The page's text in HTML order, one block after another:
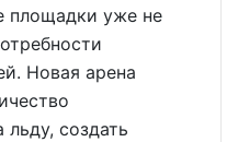
площадки уже не
Новая арена
создать